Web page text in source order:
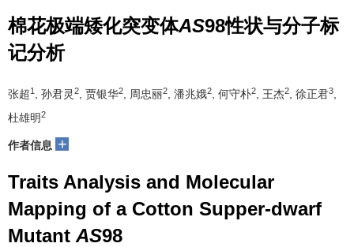
棉花极端矮化突变体AS98性状与分子标
记分析
张超 1 , 孙君灵2 , 贾银华2 , 周忠丽2 , 潘兆娥2 , 何守朴2 , 王杰2 , 徐正君3
杜雄明2
作者信息 +
Traits Analysis and Molecular
Mapping of a Cotton Supper-dwarf
Mutant AS98